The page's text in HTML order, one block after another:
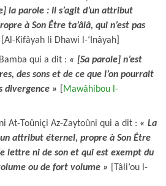
la parole : Il s’agit d’un attribut
à Son Être ta’âlâ, qui n’est pas
[Al-Kifâyah li Dhawi l-‘Inâyah]
qui a dit : « [Sa parole] n’est
des sons et de ce que l’on pourrait
divergence »
Mawâhibou l-
At-Toûniçi Az-Zaytoûni qui a dit : « La
attribut éternel, propre à Son Être
lettre ni de son et qui est exempt du
ou de fort volume »
[Tâli’ou l-